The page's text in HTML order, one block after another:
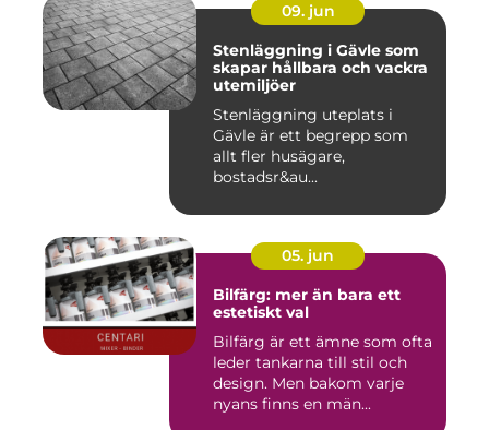
09. jun
Stenläggning i Gävle som
skapar hållbara och vackra
utemiljöer
Stenläggning uteplats i
Gävle är ett begrepp som
allt fler husägare,
bostadsr&au...
05. jun
Bilfärg: mer än bara ett
estetiskt val
Bilfärg är ett ämne som ofta
leder tankarna till stil och
design. Men bakom varje
nyans finns en män...